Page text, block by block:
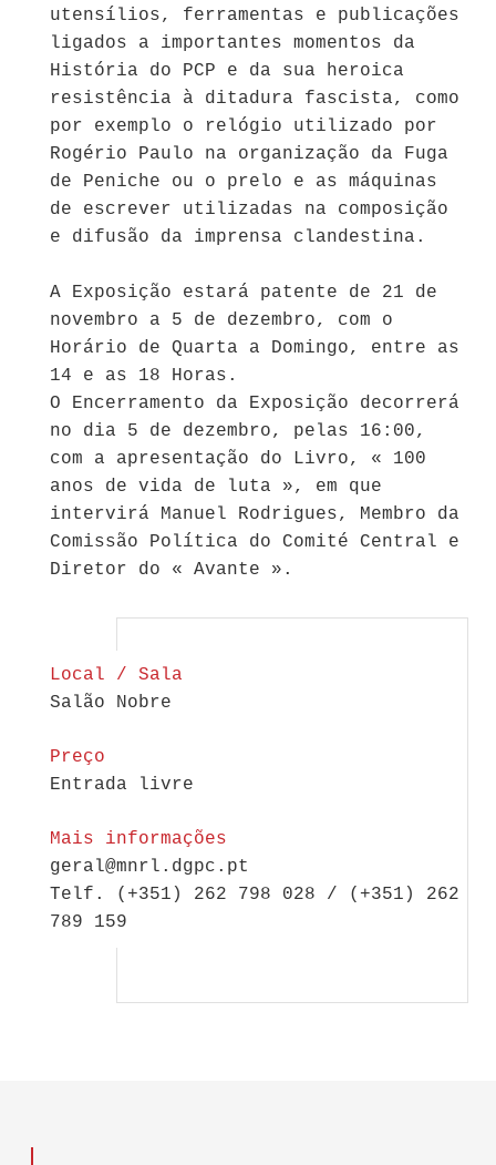
utensílios, ferramentas e publicações
ligados a importantes momentos da
História do PCP e da sua heroica
resistência à ditadura fascista, como
por exemplo o relógio utilizado por
Rogério Paulo na organização da Fuga
de Peniche ou o prelo e as máquinas
de escrever utilizadas na composição
e difusão da imprensa clandestina.
A Exposição estará patente de 21 de
novembro a 5 de dezembro, com o
Horário de Quarta a Domingo, entre as
14 e as 18 Horas.
O Encerramento da Exposição decorrerá
no dia 5 de dezembro, pelas 16:00,
com a apresentação do Livro, « 100
anos de vida de luta », em que
intervirá Manuel Rodrigues, Membro da
Comissão Política do Comité Central e
Diretor do « Avante ».
Local / Sala
Salão Nobre
Preço
Entrada livre
Mais informações
geral@mnrl.dgpc.pt
Telf. (+351) 262 798 028 / (+351) 262
789 159